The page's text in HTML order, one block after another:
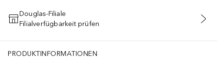
IN DEN WARENKORB
Douglas-Filiale
Filialverfügbarkeit prüfen
PRODUKTINFORMATIONEN